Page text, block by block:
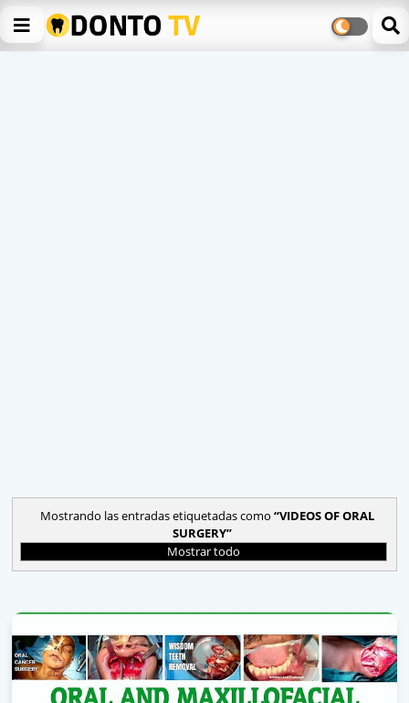
Mostrando las entradas etiquetadas como VIDEOS OF ORAL
SURGERY
Mostrar todo